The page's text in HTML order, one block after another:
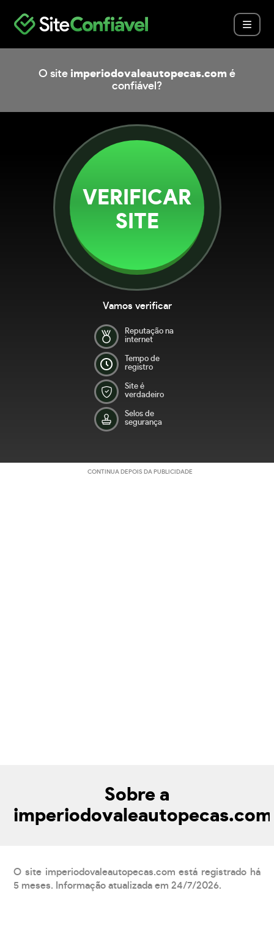
O site imperiodovaleautopecas.com é
confiável?
VERIFICAR
SITE
Vamos verificar
Reputação na
internet
Tempo de
registro
Site é
verdadeiro
Selos de
segurança
CONTINUA DEPOIS DA PUBLICIDADE
Sobre a
imperiodovaleautopecas.com
O site imperiodovaleautopecas.com está registrado há
5 meses. Informação atualizada em 24/7/2026.